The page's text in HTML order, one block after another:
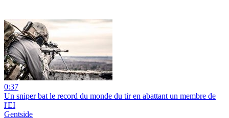
0:37
Un sniper bat le record du monde du tir en abattant un membre de
l'EI
Gentside